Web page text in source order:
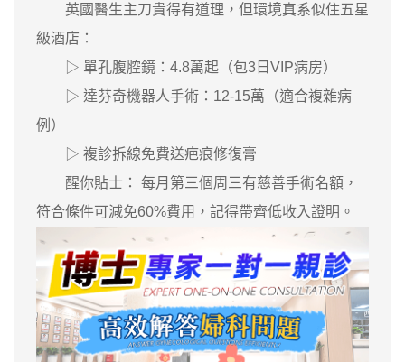
英國醫生主刀貴得有道理，但環境真系似住五星
級酒店：
▷ 單孔腹腔鏡：4.8萬起（包3日VIP病房）
▷ 達芬奇機器人手術：12-15萬（適合複雜病
例）
▷ 複診拆線免費送疤痕修復膏
醒你貼士： 每月第三個周三有慈善手術名額，
符合條件可減免60%費用，記得帶齊低收入證明。